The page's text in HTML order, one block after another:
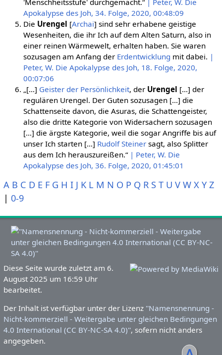
'Menschheitsstufe' durchgemacht.“ | Peter, W. Die
Apokalypse des Joh, 34. Folge, 2020, 00:48:09
Die Urengel [Archai] sind sehr erhabene geistige
Wesenheiten, die ihr Ich auf dem Alten Saturn, also in
einer reinen Wärmewelt, erhalten haben. Sie waren
sozusagen am Anfang der Erdentwicklung mit dabei. |
Peter, W. Die Apokalypse des Joh, 18. Folge, 2020,
00:07:06
„[…] Geister der Persönlichkeit, der Urengel […] der
regulären Urengel. Der Guten sozusagen […] die
Schattenseite davon, die Asuras, die Schattengeister,
also die dritte Kategorie von Widersachern sozusagen
[…] die ärgste Kategorie, weil die sogar Angriffe bis auf
unser Ich starten […] Rudolf Steinersagt, also Splitter
aus dem Ich herauszureißen.“ | Peter, W. Die
Apokalypse des Joh, 36. Folge, 2020, 01:45:01
A B C D E F G H I J K L M N O P Q R S T U V W X Y Z
| 0-9
Diese Seite wurde zuletzt am 6.
August 2025 um 16:59 Uhr
bearbeitet.
Der Inhalt ist verfügbar unter der Lizenz ''Namensnennung -
Nicht-kommerziell - Weitergabe unter gleichen Bedingungen
4.0 International (CC BY-NC-SA 4.0)'', sofern nicht anders
angegeben.